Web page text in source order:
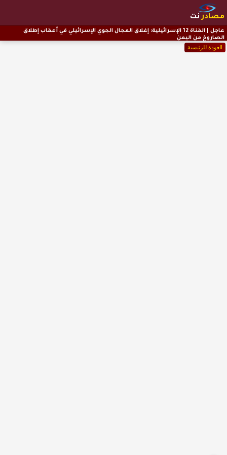
مصادرنت
العودة للرئيسية
عاجل | القناة 12 الإسرائيلية: إغلاق المجال الجوي الإسرائيلي في أعقاب إطلاق
الصاروخ من اليمن